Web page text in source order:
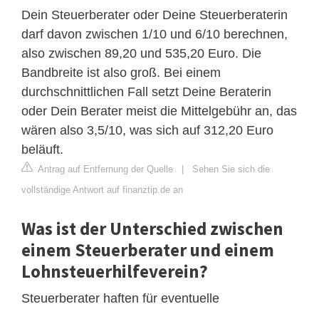
Dein Steuerberater oder Deine Steuerberaterin
darf davon zwischen 1/10 und 6/10 berechnen,
also zwischen 89,20 und 535,20 Euro. Die
Bandbreite ist also groß. Bei einem
durchschnittlichen Fall setzt Deine Beraterin
oder Dein Berater meist die Mittelgebühr an, das
wären also 3,5/10, was sich auf 312,20 Euro
beläuft.
Antrag auf Entfernung der Quelle | Sehen Sie sich die
vollständige Antwort auf finanztip.de an
Was ist der Unterschied zwischen
einem Steuerberater und einem
Lohnsteuerhilfeverein?
Steuerberater haften für eventuelle